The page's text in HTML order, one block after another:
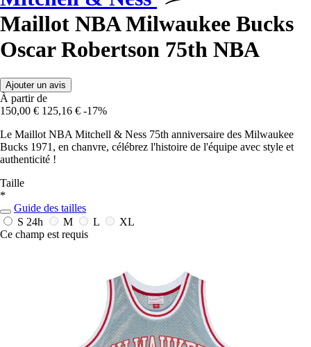
Maillot NBA Milwaukee Bucks
Oscar Robertson 75th NBA
Ajouter un avis
À partir de
150,00 € 125,16 € -17%
Le Maillot NBA Mitchell & Ness 75th anniversaire des Milwaukee
Bucks 1971, en chanvre, célébrez l'histoire de l'équipe avec style et
authenticité !
Taille
*
Guide des tailles
S 24h M L
XL
Ce champ est requis